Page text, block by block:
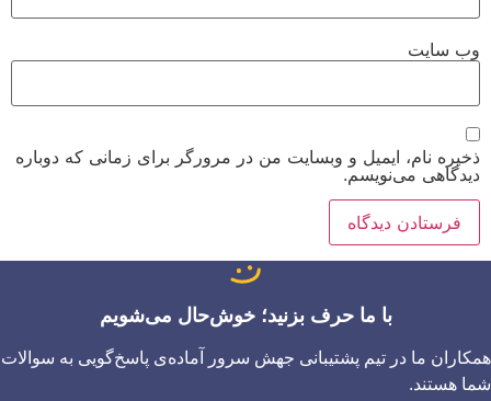
وب‌ سایت
ذخیره نام، ایمیل و وبسایت من در مرورگر برای زمانی که دوباره
دیدگاهی می‌نویسم.
با ما حرف بزنید؛ خوش‌حال می‌شویم
همکاران ما در تیم پشتیبانی جهش سرور آماده‌ی پاسخ‌گویی به سوالات
شما هستند.